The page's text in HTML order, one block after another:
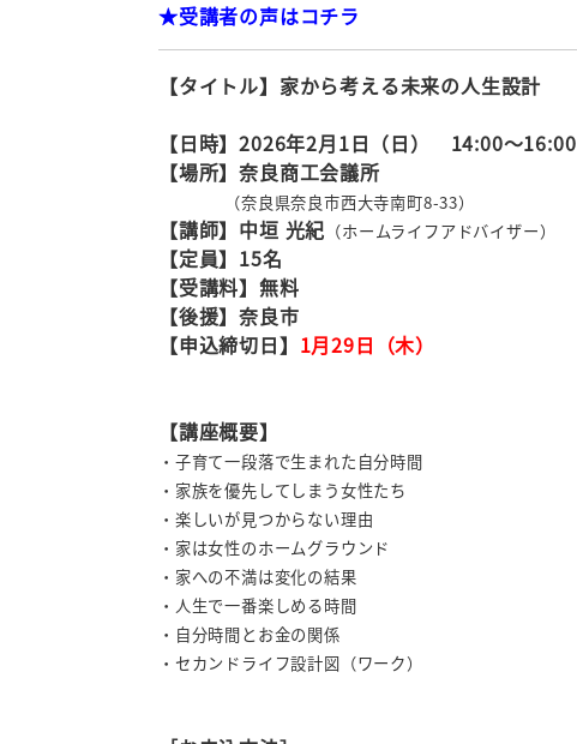
★受講者の声はコチラ
【タイトル】家から考える未来の人生設計
【日時】2026年2月1日（日） 14:00～16:00
【場所】奈良商工会議所
（奈良県奈良市西大寺南町8-33）
【講師】中垣 光紀 （ホームライフアドバイザー）
【定員】15名
【受講料】無料
【後援】奈良市
【申込締切日】 1月29日（木）
【講座概要】
・子育て一段落で生まれた自分時間
・家族を優先してしまう女性たち
・楽しいが見つからない理由
・家は女性のホームグラウンド
・家への不満は変化の結果
・人生で一番楽しめる時間
・自分時間とお金の関係
・セカンドライフ設計図（ワーク）